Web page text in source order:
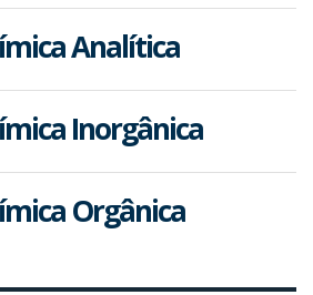
Analítica
Inorgânica
Orgânica